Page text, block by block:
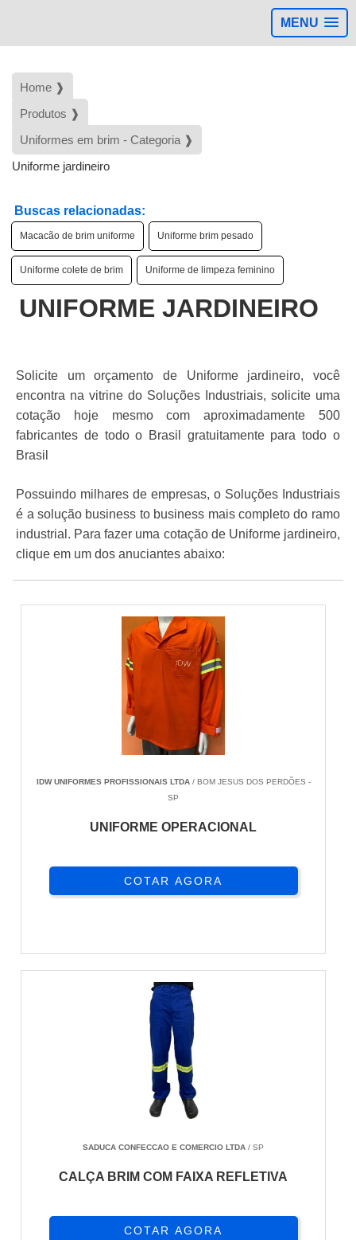
MENU
Home ❱
Produtos ❱
Uniformes em brim - Categoria ❱
Uniforme jardineiro
Buscas relacionadas:
Macacão de brim uniforme Uniforme brim pesado
Uniforme colete de brim Uniforme de limpeza feminino
UNIFORME JARDINEIRO
Solicite um orçamento de Uniforme jardineiro, você
encontra na vitrine do Soluções Industriais, solicite uma
cotação hoje mesmo com aproximadamente 500
fabricantes de todo o Brasil gratuitamente para todo o
Brasil
Possuindo milhares de empresas, o Soluções Industriais
é a solução business to business mais completo do ramo
industrial. Para fazer uma cotação de Uniforme jardineiro,
clique em um dos anuciantes abaixo:
IDW UNIFORMES PROFISSIONAIS LTDA/ BOM JESUS DOS PERDÕES -
SP
UNIFORME OPERACIONAL
COTAR AGORA
SADUCA CONFECCAO E COMERCIO LTDA / SP
CALÇA BRIM COM FAIXA REFLETIVA
COTAR AGORA